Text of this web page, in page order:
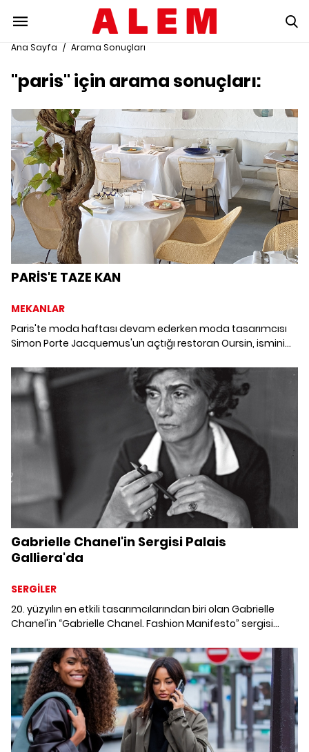
Ana Sayfa / Arama Sonuçları
"paris" için arama sonuçları:
PARİS'E TAZE KAN
MEKANLAR
Paris'te moda haftası devam ederken moda tasarımcısı
Simon Porte Jacquemus'un açtığı restoran Oursin, ismini
Gabrielle Chanel'in Sergisi Palais
Galliera'da
SERGİLER
20. yüzyılın en etkili tasarımcılarından biri olan Gabrielle
Chanel'in “Gabrielle Chanel. Fashion Manifesto” sergisi
Chanel'in kariyerinde bir tasarım yolculuğuna çıkaran
“Gabrielle Chanel. Fashion Manifesto” sergisi, ikonik
tasarımcının kült tasarımlarından, Chanel markasının
oluşum sürecine kadar detaylı bir bakış açısı sunuyor.